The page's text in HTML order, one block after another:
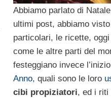
Abbiamo parlato di
ultimi post, abbiamo
particolari, le ricette,
come le altre parti del
festeggiano invece
Anno, quali sono le loro
cibi propiziatori, ed i riti